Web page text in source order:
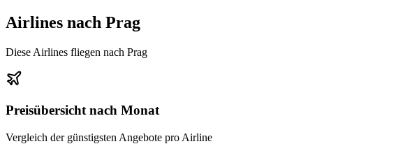
Airlines nach Prag
Diese Airlines fliegen nach Prag
Preisübersicht nach Monat
Vergleich der günstigsten Angebote pro Airline